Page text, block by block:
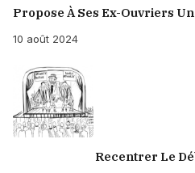
Propose À Ses Ex-Ouvriers
10 août 2024
Recentrer Le